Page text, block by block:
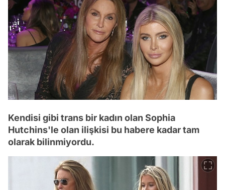
Kendisi gibi trans bir kadın olan Sophia
Hutchins'le olan ilişkisi bu habere kadar tam
olarak bilinmiyordu.